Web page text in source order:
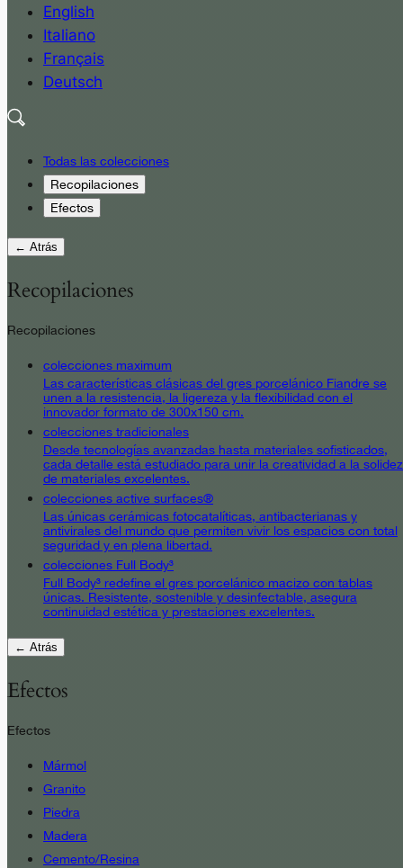
English
Italiano
Français
Deutsch
Todas las colecciones
Recopilaciones
Efectos
← Atrás
Recopilaciones
Recopilaciones
colecciones maximum
Las características clásicas del gres porcelánico Fiandre se
unen a la resistencia, la ligereza y la flexibilidad con el
innovador formato de 300x150 cm.
colecciones tradicionales
Desde tecnologías avanzadas hasta materiales sofisticados,
cada detalle está estudiado para unir la creatividad a la solidez
de materiales excelentes.
colecciones active surfaces®
Las únicas cerámicas fotocatalíticas, antibacterianas y
antivirales del mundo que permiten vivir los espacios con total
seguridad y en plena libertad.
colecciones Full Body³
Full Body³ redefine el gres porcelánico macizo con tablas
únicas. Resistente, sostenible y desinfectable, asegura
continuidad estética y prestaciones excelentes.
← Atrás
Efectos
Efectos
Mármol
Granito
Piedra
Madera
Cemento/Resina